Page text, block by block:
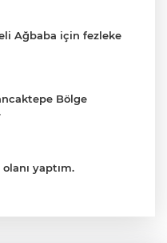
Ağbaba için fezleke
Bölge
yaptım.